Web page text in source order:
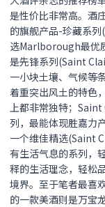
是性价比非常高。酒
的旗舰产品-珍藏系
选Marlborough最优
是先锋系列(Saint
一小块土壤、气候等
着重突出风土的特色
上都非常独特；
列，最能体现胜嘉力
一个维佳精选(Saint
有生活气息的系列，
释的生活理念，轻松
境界。至于笔者最喜
的一款美酒则是万宝